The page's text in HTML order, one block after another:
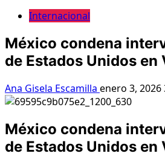
Internacional
México condena
de Estados Unidos en
Ana Gisela Escamilla enero 3, 2026
México condena
de Estados Unidos en